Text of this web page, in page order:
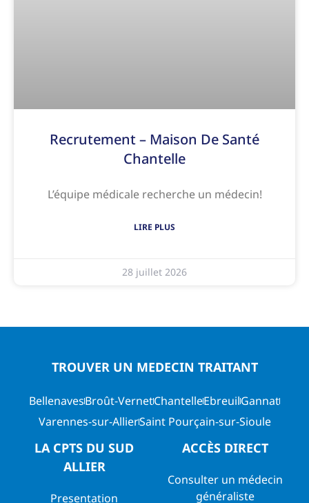
Recrutement – Maison De Santé
Chantelle
L’équipe médicale recherche un médecin!
LIRE PLUS
28 juillet 2026
TROUVER UN MEDECIN TRAITANT
BellenavesBroût-VernetChantelleEbreuilGannat
Varennes-sur-AllierSaint Pourçain-sur-Sioule
LA CPTS DU SUD
ALLIER
Presentation
ACCÈS DIRECT
Consulter un médecin
généraliste